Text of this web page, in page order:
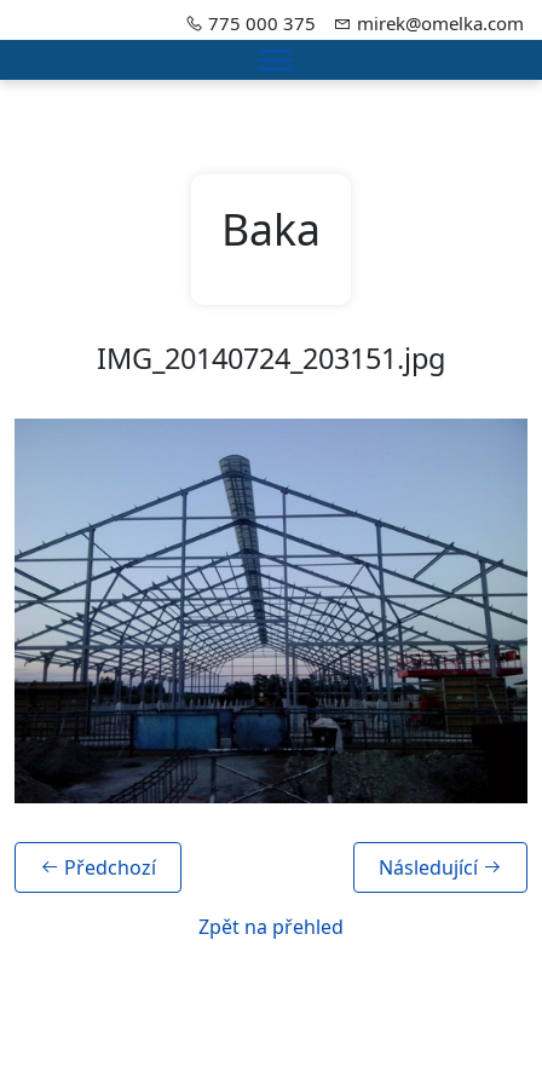
775 000 375 mirek@omelka.com
Menu
Baka
IMG_20140724_203151.jpg
Předchozí
Zpět na přehled
Následující